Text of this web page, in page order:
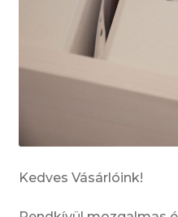
Kedves Vásárlóink!